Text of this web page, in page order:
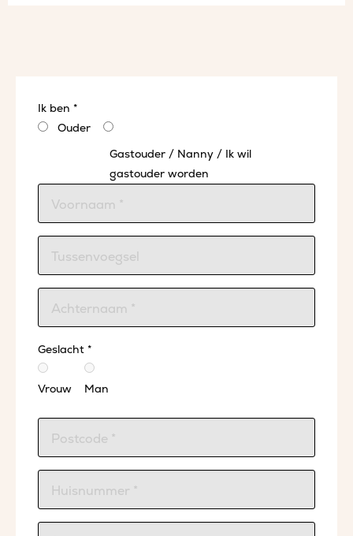
Ik ben *
Ouder
Gastouder / Nanny / Ik wil
gastouder worden
Geslacht *
Vrouw Man